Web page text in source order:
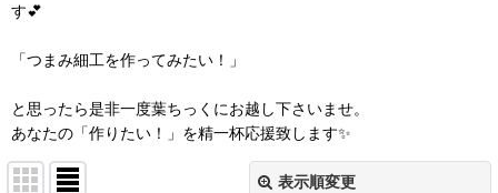
す💕
「つまみ細工を作ってみたい！」
と思ったら是非一度葉ちっくにお越し下さいませ。
あなたの「作りたい！」を精一杯応援致します✨
表示順変更